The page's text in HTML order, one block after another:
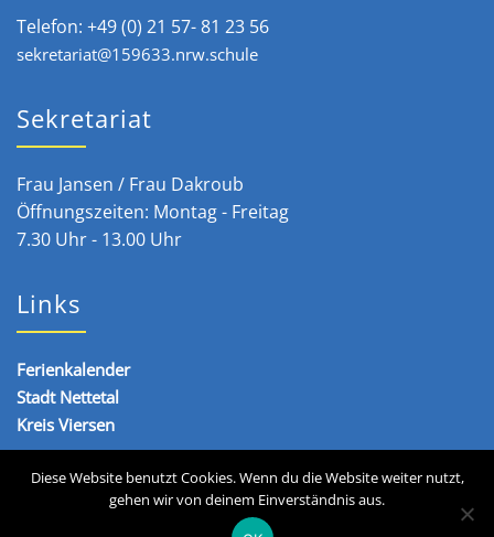
Telefon: +49 (0) 21 57- 81 23 56
sekretariat@159633.nrw.schule
Sekretariat
Frau Jansen / Frau Dakroub
Öffnungszeiten: Montag - Freitag
7.30 Uhr - 13.00 Uhr
Links
Ferienkalender
Stadt Nettetal
Kreis Viersen
Diese Website benutzt Cookies. Wenn du die Website weiter nutzt,
gehen wir von deinem Einverständnis aus.